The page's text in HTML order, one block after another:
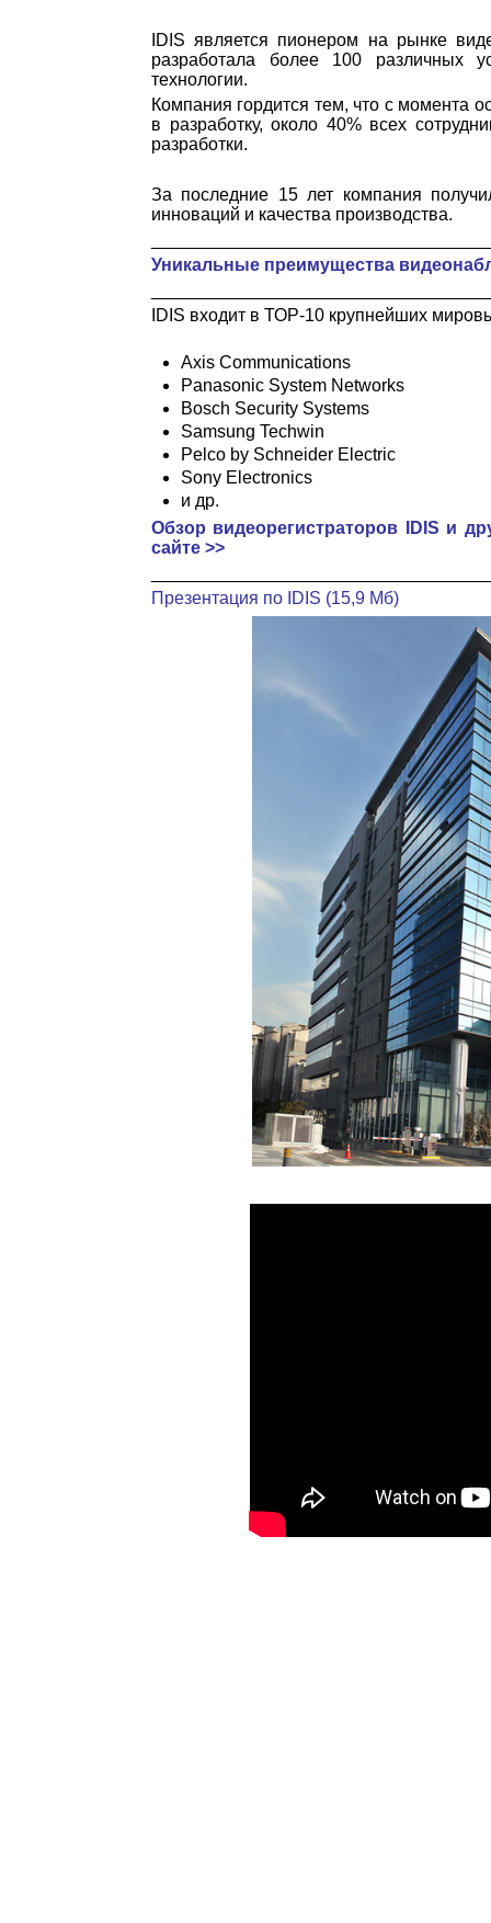
IDIS является пионером на рынке
разработала более 100 различных
технологии.
Компания гордится тем, что с момента
в разработку, около 40% всех
разработки.
За последние 15 лет компания
инноваций и качества производства.
Уникальные преимущества
IDIS входит в ТОР-10 крупнейших
Axis Communications
Panasonic System Networks
Bosch Security Systems
Samsung Techwin
Pelco by Schneider Electric
Sony Electronics
и др.
Обзор видеорегистраторов IDIS и
сайте >>
Презентация по IDIS (15,9 Мб)